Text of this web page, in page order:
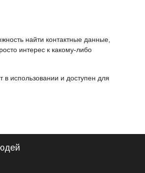
найти контактные данные,
интерес к какому-либо
использовании и доступен для